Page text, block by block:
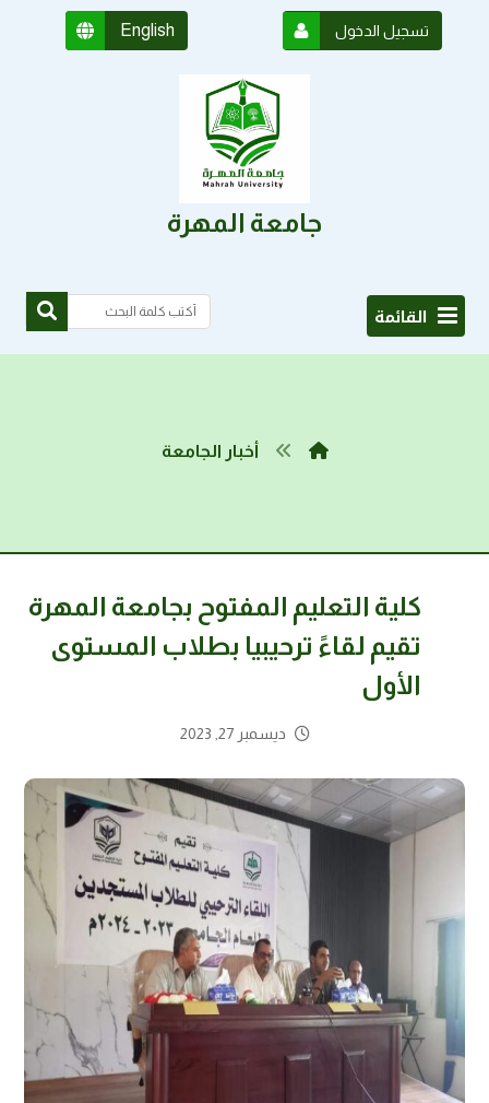
English تسجيل الدخول
جامعة المهرة
القائمة
أخبار الجامعة
كلية التعليم المفتوح بجامعة المهرة
تقيم لقاءً ترحيبيا بطلاب المستوى
الأول
ديسمبر 27, 2023